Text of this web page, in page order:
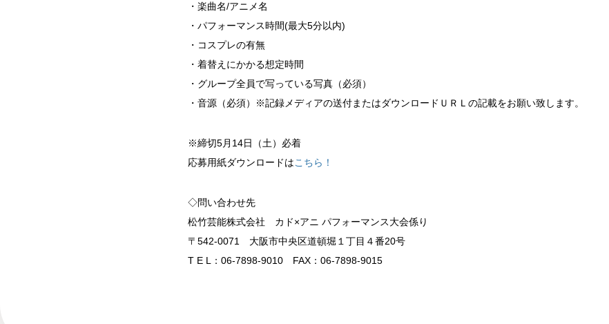
・楽曲名/アニメ名
・パフォーマンス時間(最大5分以内)
・コスプレの有無
・着替えにかかる想定時間
・グループ全員で写っている写真（必須）
・音源（必須）※記録メディアの送付またはダウンロードＵＲＬの記載をお願い致します。
※締切5月14日（土）必着
応募用紙ダウンロードはこちら！
◇問い合わせ先
松竹芸能株式会社 カド×アニ パフォーマンス大会係り
〒542-0071 大阪市中央区道頓堀１丁目４番20号
T E L：06-7898-9010 FAX：06-7898-9015